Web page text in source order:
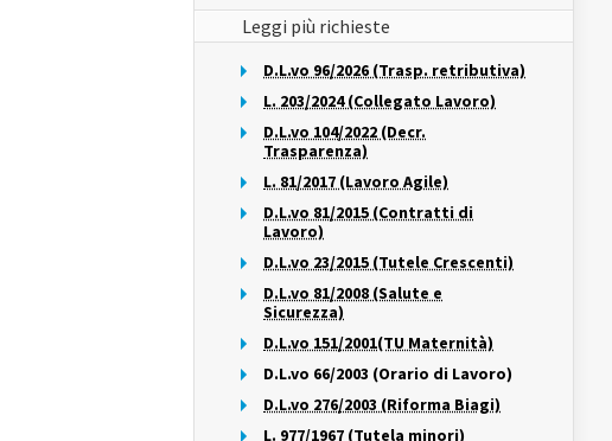
Leggi più richieste
D.L.vo 96/2026 (Trasp. retributiva)
L. 203/2024 (Collegato Lavoro)
D.L.vo 104/2022 (Decr.
Trasparenza)
L. 81/2017 (Lavoro Agile)
D.L.vo 81/2015 (Contratti di
Lavoro)
D.L.vo 23/2015 (Tutele Crescenti)
D.L.vo 81/2008 (Salute e
Sicurezza)
D.L.vo 151/2001(TU Maternità)
D.L.vo 66/2003 (Orario di Lavoro)
D.L.vo 276/2003 (Riforma Biagi)
L. 977/1967 (Tutela minori)